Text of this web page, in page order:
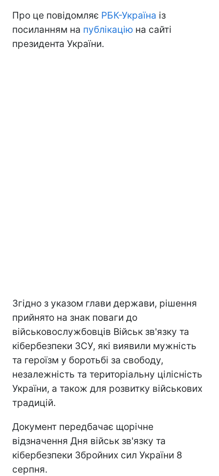
Про це повідомляє РБК-Україна із
посиланням на публікацію на сайті
президента України.
Згідно з указом глави держави, рішення
прийнято на знак поваги до
військовослужбовців Військ зв'язку та
кібербезпеки ЗСУ, які виявили мужність
та героїзм у боротьбі за свободу,
незалежність та територіальну цілісність
України, а також для розвитку військових
традицій.
Документ передбачає щорічне
відзначення Дня військ зв'язку та
кібербезпеки Збройних сил України 8
серпня.